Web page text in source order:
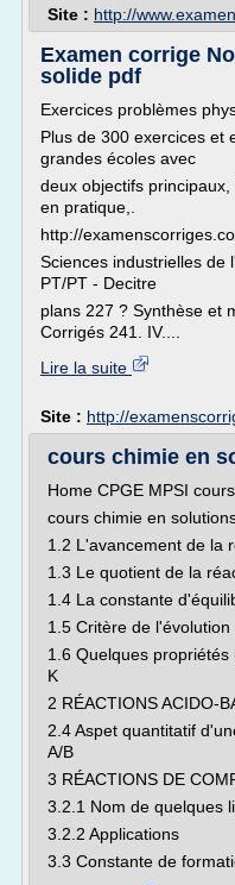
Site : http://
Examen corrige
solide pdf
Exercices problèmes
Plus de 300 exercices et
grandes écoles avec
deux objectifs
en pratique,.
http://
Sciences industrielles de
PT/PT - Decitre
plans 227 ? Synthèse et
Corrigés 241. IV....
Lire la suite
Site : http://
cours chimie en
Home CPGE MPSI
cours chimie en
1.2 L'avancement de la
1.3 Le quotient de la
1.4 La constante
1.5 Critère de l'évolution
1.6 Quelques
K
2 RÉACTIONS ACIDO-
2.4 Aspet quantitatif
A/B
3 RÉACTIONS DE
3.2.1 Nom de quelques
3.2.2 Applications
3.3 Constante de